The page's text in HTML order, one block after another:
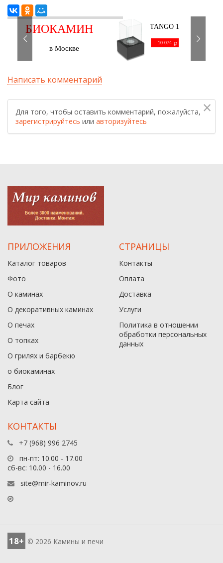
БИОКАМИН
в Москве
TANGO 1
10 074
Написать комментарий
×
Для того, чтобы оставить комментарий, пожалуйста,
зарегистрируйтесь или авторизуйтесь
ПРИЛОЖЕНИЯ
Каталог товаров
Фото
О каминах
О декоративных каминах
О печах
О топках
О грилях и барбекю
о биокаминах
Блог
Карта сайта
СТРАНИЦЫ
Контакты
Оплата
Доставка
Услуги
Политика в отношении
обработки персональных
данныx
КОНТАКТЫ
+7 (968) 996 2745
пн-пт: 10.00 - 17.00
сб-вс: 10.00 - 16.00
site@mir-kaminov.ru
18+ © 2026 Камины и печи